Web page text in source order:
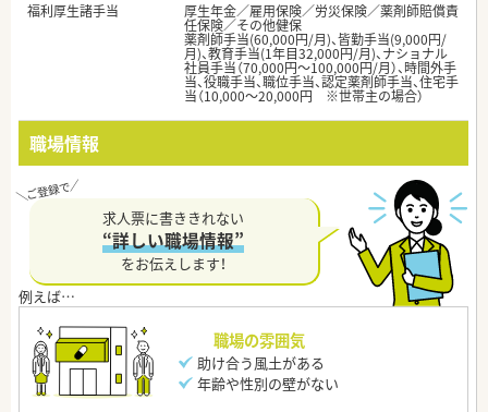
福利厚生諸手当
厚生年金／雇用保険／労災保険／薬剤師賠償責
任保険／その他健保
薬剤師手当(60,000円/月)、皆勤手当(9,000円/
月)、教育手当(1年目32,000円/月)、ナショナル
社員手当（70,000円～100,000円/月）、時間外手
当、役職手当、職位手当、認定薬剤師手当、住宅手
当（10,000～20,000円 ※世帯主の場合）
職場情報
求人票に書ききれない
“詳しい職場情報”
をお伝えします！
職場の雰囲気
助け合う風土がある
年齢や性別の壁がない